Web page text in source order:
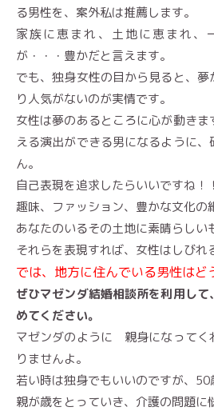
る男性を、案外私は推薦します。
家族に恵まれ、土地に恵まれ、
が・・・豊かだと言えます。
でも、独身女性の目から見ると、
り人気がないのが実情です。
女性は夢のあるところに心が動き
える演出ができる男になるように
ん。
自己表現を追求したらいいですね！！
趣味、ファッション、豊かな文化の
あなたのいるその土地に素晴らしい
それらを表現すれば、女性はしびれ
では、地方に住んでいる男性はど
ぜひマゼンダ結婚相談所を利用し
めてください。
マゼンダのように 親身になってく
りませんよ。
若い時は独身でもいいのですが、
親が歳をとっていき、介護の問題に